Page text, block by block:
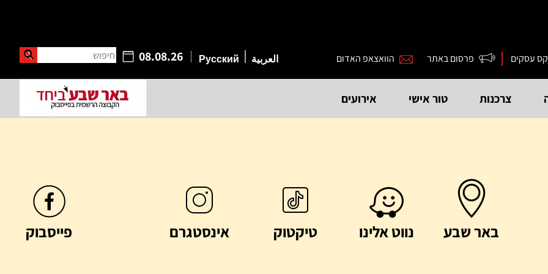
עסקים פרסום באתר הוואצאפ האדום 08.08.26 חיפוש العربية Русский
צרכנות טור אישי אירועים
באר שבע נווט אלינו טיקטוק אינסטגרם פייסבוק